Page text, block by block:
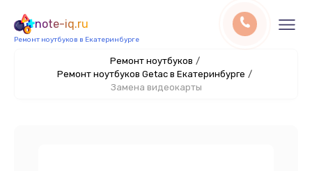
note-iq.ru
Ремонт ноутбуков в Екатеринбурге
Ремонт ноутбуков /
Ремонт ноутбуков Getac в Екатеринбурге /
Замена видеокарты